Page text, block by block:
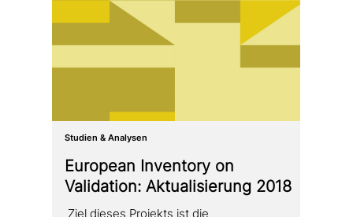
Studien & Analysen
European Inventory on
Validation: Aktualisierung 2018
Ziel dieses Projekts ist die